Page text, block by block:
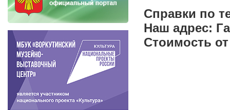
Справки по
Наш адрес:
Стоимость